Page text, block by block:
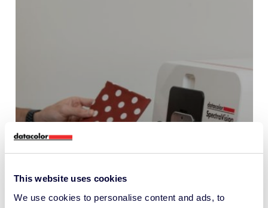
This website uses cookies
We use cookies to personalise content and ads, to